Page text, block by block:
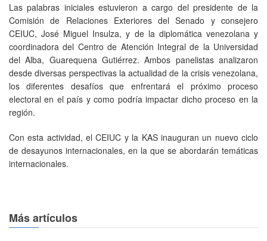
Las palabras iniciales estuvieron a cargo del presidente de la
Comisión de Relaciones Exteriores del Senado y consejero
CEIUC, José Miguel Insulza, y de la diplomática venezolana y
coordinadora del Centro de Atención Integral de la Universidad
del Alba, Guarequena Gutiérrez. Ambos panelistas analizaron
desde diversas perspectivas la actualidad de la crisis venezolana,
los diferentes desafíos que enfrentará el próximo proceso
electoral en el país y como podría impactar dicho proceso en la
región.
Con esta actividad, el CEIUC y la KAS inauguran un nuevo ciclo
de desayunos internacionales, en la que se abordarán temáticas
internacionales.
Más artículos